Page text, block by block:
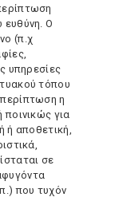
ευθύνη. Ο
(π.χ
υπηρεσίες
τόπου
η
ποινικώς για
ή αποθετική,
σε
που τυχόν